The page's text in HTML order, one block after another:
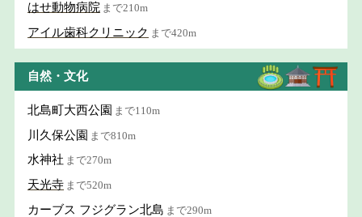
はせ動物病院 まで210m
アイル歯科クリニック まで420m
自然・文化
北島町大西公園 まで110m
川久保公園 まで810m
水神社 まで270m
天光寺 まで520m
カーブス フジグラン北島 まで290m